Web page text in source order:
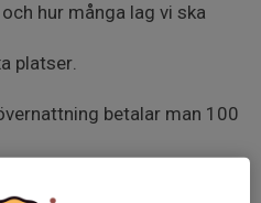
hur många lag vi ska
platser.
betalar man 100
cup med övernattning